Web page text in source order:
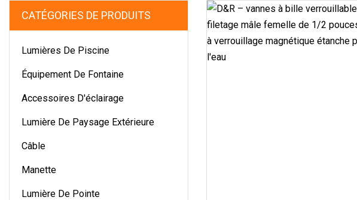
CATÉGORIES DE PRODUITS
Lumières De Piscine
Équipement De Fontaine
Accessoires D'éclairage
Lumière De Paysage Extérieure
Câble
Manette
Lumière De Pointe